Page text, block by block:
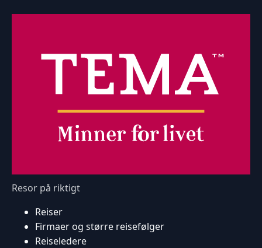
Resor på riktigt
Reiser
Firmaer og større reisefølger
Reiseledere